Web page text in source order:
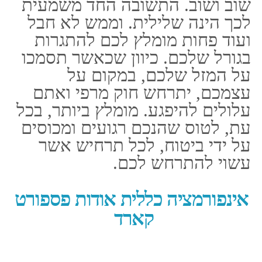
באם אינם חשים בטוב,
כאשר הנכם נמצאים
במדינה זרה, אתם
יכולים לפנות דרך צ'ט
בוואצאפ או להתקשר
לנציגי חברת פספורט
קארד. בתוך העטיפה
של הדרכון שלכם, תוכלו
למצוא את דרכי
ההתקשרות עם נציגי
החברה. הם יטענו את
הכרטיס שלכם בסכום
המבוקש, על מנת שיהיה
באפשרותכם לשאת
והדבר אינו כרוך בכל
השתתפות עצמית
מצדכם. באם אירע
לכם תרחיש רפואי,